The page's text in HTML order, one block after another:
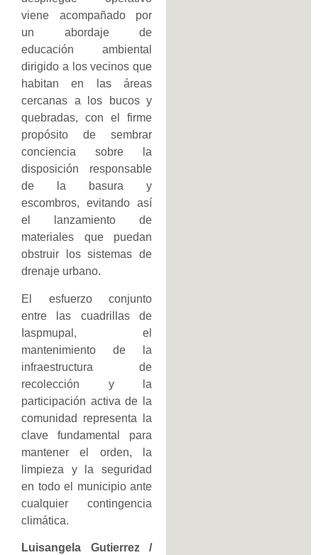
viene acompañado por
un abordaje de
educación ambiental
dirigido a los vecinos que
habitan en las áreas
cercanas a los bucos y
quebradas, con el firme
propósito de sembrar
conciencia sobre la
disposición responsable
de la basura y
escombros, evitando así
el lanzamiento de
materiales que puedan
obstruir los sistemas de
drenaje urbano.
El esfuerzo conjunto
entre las cuadrillas de
Iaspmupal, el
mantenimiento de la
infraestructura de
recolección y la
participación activa de la
comunidad representa la
clave fundamental para
mantener el orden, la
limpieza y la seguridad
en todo el municipio ante
cualquier contingencia
climática.
Luisangela Gutierrez /